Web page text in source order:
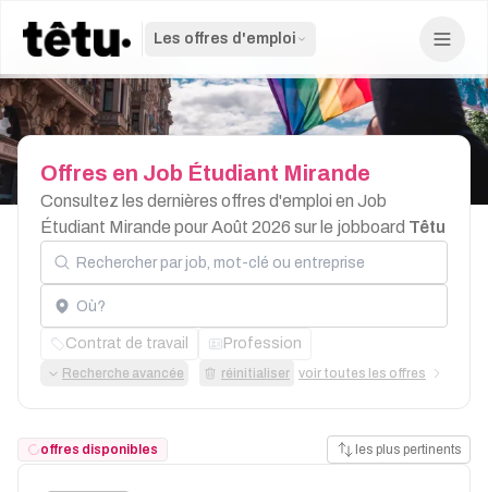
Les offres d'emploi
Offres en Job Étudiant Mirande
Consultez les dernières offres d'emploi en Job
Étudiant Mirande pour Août 2026 sur le jobboard Têtu
Rechercher par job, mot-clé ou entreprise
Localisation
Contrat de travail Profession
Recherche avancée réinitialiser voir toutes les offres
offres disponibles les plus pertinents